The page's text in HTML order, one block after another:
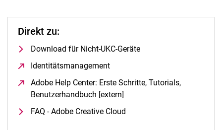
Direkt zu:
Download für Nicht-UKC-Geräte
Identitätsmanagement
Adobe Help Center: Erste Schritte, Tutorials,
Benutzerhandbuch [extern]
FAQ - Adobe Creative Cloud